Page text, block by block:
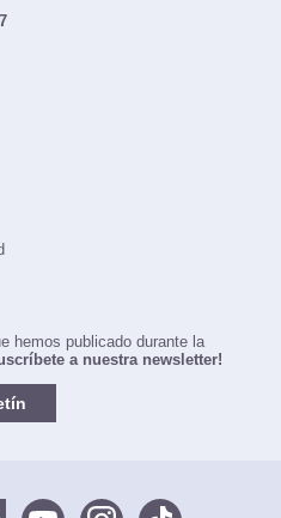
hemos publicado durante la